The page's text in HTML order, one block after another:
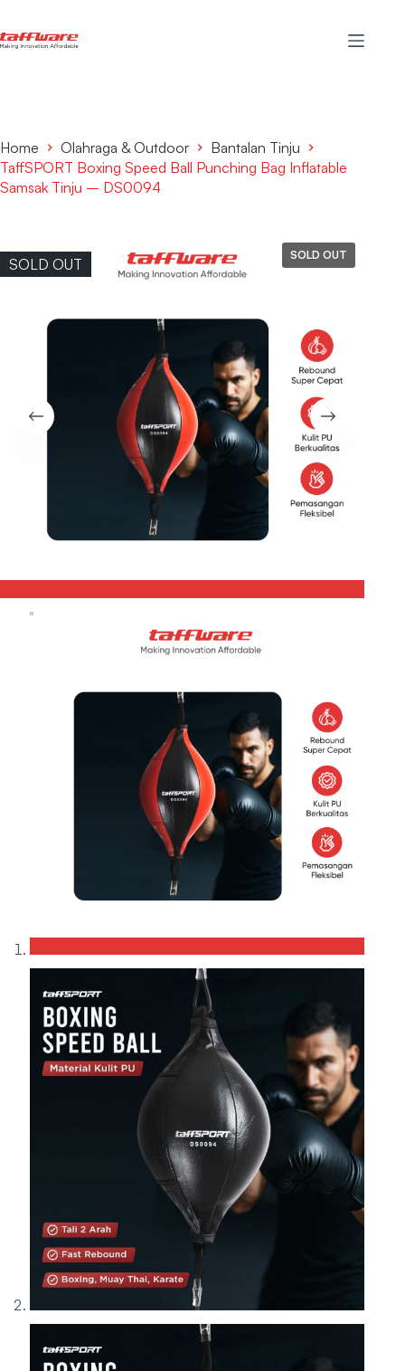
Home Olahraga & Outdoor
Bantalan Tinju
TaffSPORT Boxing Speed Ball Punching Bag Inflatable
Samsak Tinju – DS0094
SOLD OUT
SOLD OUT